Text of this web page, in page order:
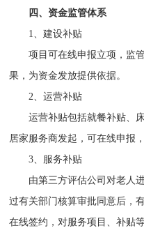
四、资金监管体系
1、建设补贴
项目可在线申报立项，监
果，为资金发放提供依据。
2、运营补贴
运营补贴包括就餐补贴、
居家服务商发起，可在线申报
3、服务补贴
由第三方评估公司对老人
过有关部门核算审批同意后，
在线签约，对服务项目、补贴